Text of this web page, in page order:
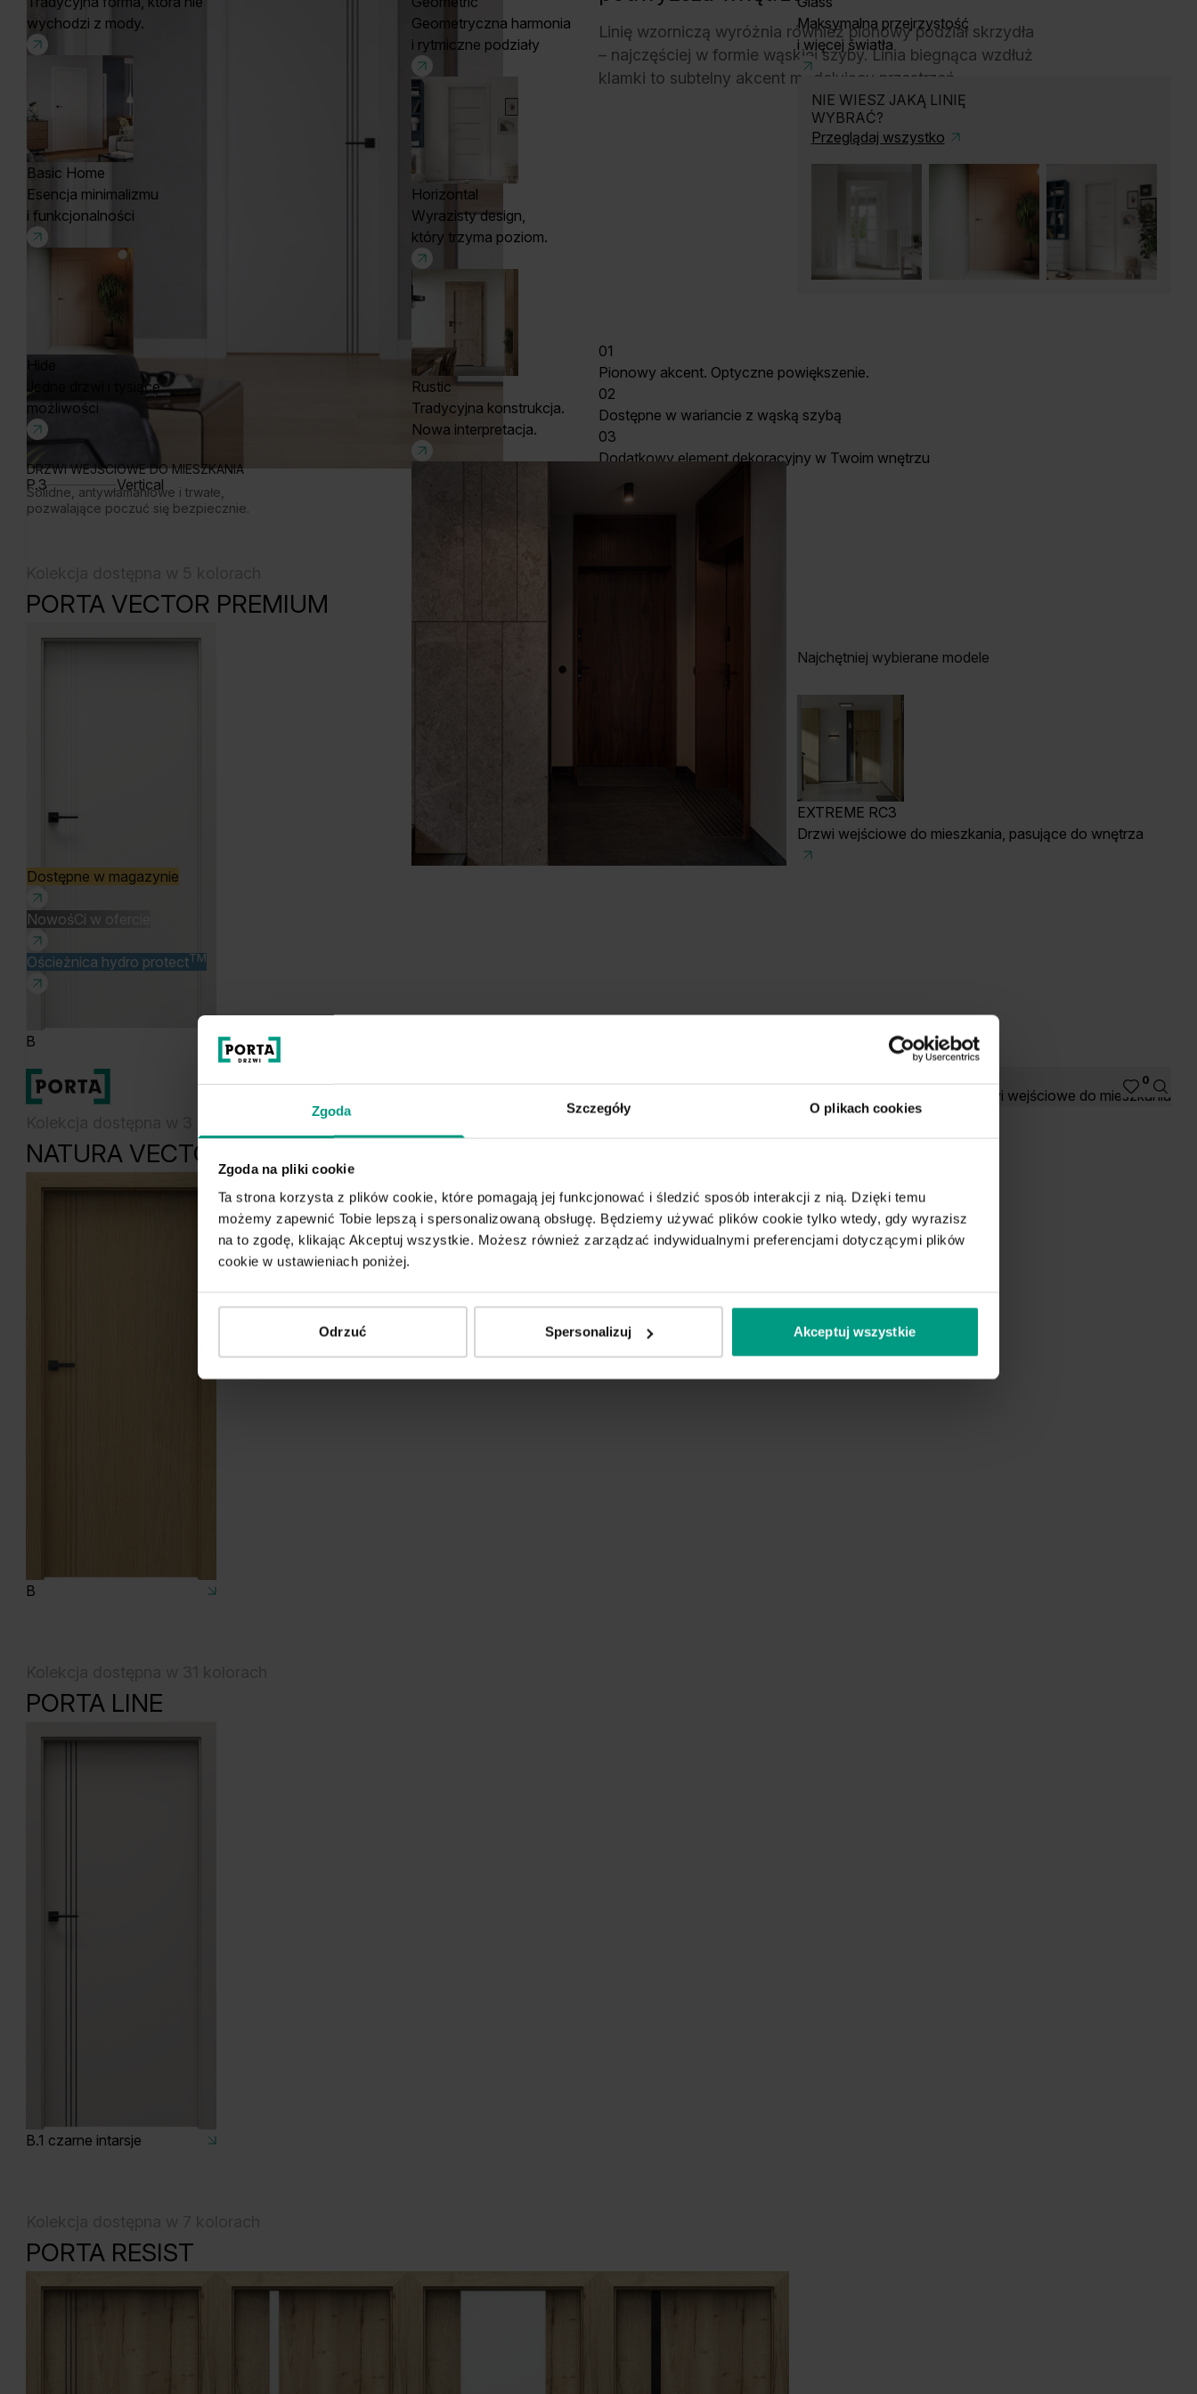
Zgoda Szczegóły O plikach cookies
Zgoda na pliki cookie
Ta strona korzysta z plików cookie, które pomagają jej funkcjonować i śledzić sposób interakcji z nią. Dzięki temu
możemy zapewnić Tobie lepszą i spersonalizowaną obsługę. Będziemy używać plików cookie tylko wtedy, gdy wyrazisz
na to zgodę, klikając Akceptuj wszystkie. Możesz również zarządzać indywidualnymi preferencjami dotyczącymi plików
cookie w ustawieniach poniżej.
Odrzuć Spersonalizuj Akceptuj wszystkie
wychodzi z mody.
Basic Home
Esencja minimalizmu
i funkcjonalności
Jedne drzwi i tysiące
możliwości
Geometryczna harmonia
i rytmiczne podziały
Horizontal
Wyrazisty design,
który trzyma poziom.
Rustic
Tradycyjna konstrukcja.
Nowa interpretacja.
Maksymalna przejrzystość
i więcej światła
NIE WIESZ JAKĄ LINIĘ
WYBRAĆ?
Przeglądaj wszystko
DRZWI WEJŚCIOWE DO MIESZKANIA
Solidne, antywłamaniowe i trwałe,
pozwalające poczuć się bezpiecznie.
Najchętniej wybierane modele
EXTREME RC3
Drzwi wejściowe do mieszkania, pasujące do wnętrza
Dostępne w magazynie
NowośCi w ofercie
Ościeżnica hydro protectTM
Drzwi wejściowe do mieszkania
0
P.3 Vertical
Linię wzorniczą wyróżnia również pionowy podział skrzydła
– najczęściej w formie wąskiej szyby. Linia biegnąca wzdłuż
klamki to subtelny akcent modelujący przestrzeń.
01
Pionowy akcent. Optyczne powiększenie.
02
Dostępne w wariancie z wąską szybą
03
Dodatkowy element dekoracyjny w Twoim wnętrzu
PORTA VECTOR PREMIUM
B
NATURA VECTOR
B
PORTA LINE
B.1 czarne intarsje
PORTA RESIST